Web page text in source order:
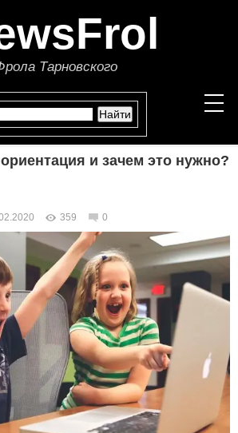
Тарновского
ПОЛИТИКА
ЭКОНОМИКА
В МИРЕ
ОБЩЕСТВО
КУЛЬТУРА
НАУКА
и зачем это нужно?
359 0